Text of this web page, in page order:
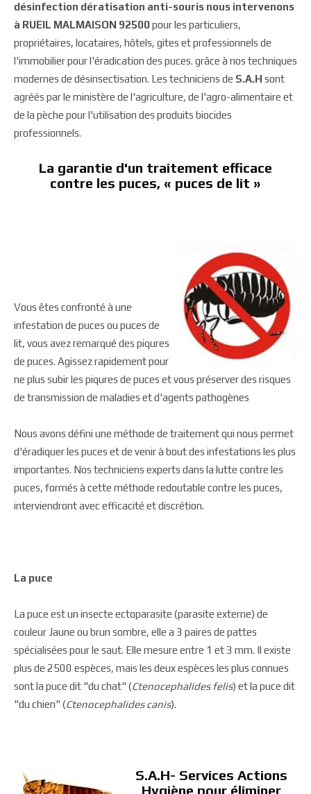
désinfection dératisation anti-souris nous intervenons
à RUEIL MALMAISON 92500pour les particuliers,
propriétaires, locataires, hôtels, gites et professionnels de
l'immobilier pour l'éradication des puces. grâce à nos techniques
modernes de désinsectisation. Les techniciens de S.A.H sont
agréés par le ministère de l'agriculture, de l'agro-alimentaire et
de la pèche pour l'utilisation des produits biocides
professionnels.
La garantie d'un traitement efficace
contre les puces, « puces de lit »
Vous êtes confronté à une
infestation de puces ou puces de
lit, vous avez remarqué des piqures
de puces. Agissez rapidement pour
ne plus subir les piqures de puces et vous préserver des risques
de transmission de maladies et d'agents pathogènes
Nous avons défini une méthode de traitement qui nous permet
d'éradiquer les puces et de venir à bout des infestations les plus
importantes. Nos techniciens experts dans la lutte contre les
puces, formés à cette méthode redoutable contre les puces,
interviendront avec efficacité et discrétion.
La puce
La puce est un insecte ectoparasite (parasite externe) de
couleur Jaune ou brun sombre, elle a 3 paires de pattes
spécialisées pour le saut. Elle mesure entre 1 et 3 mm. Il existe
plus de 2500 espèces, mais les deux espèces les plus connues
sont la puce dit "du chat" (Ctenocephalides felis) et la puce dit
"du chien" (Ctenocephalides canis).
S.A.H- Services Actions
Hygiène pour éliminer